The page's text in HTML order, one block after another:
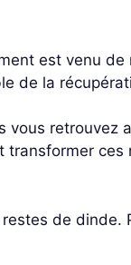
est venu
de la
vous retrouvez
ces
de dinde.